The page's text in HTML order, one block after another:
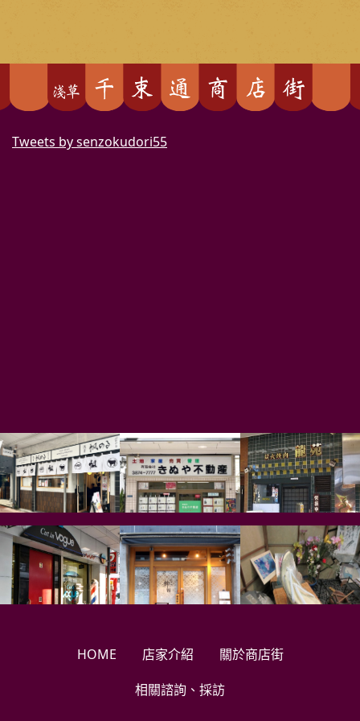
Tweets by senzokudori55
HOME 店家介紹
關於商店街
相關諮詢、採訪